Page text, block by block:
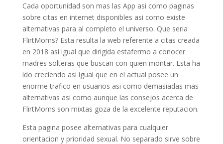
Cada oportunidad son mas las App asi como paginas
sobre citas en internet disponibles asi­ como existe
alternativas para al completo el universo. Que seri­a
FlirtMoms? Esta resulta la web referente a citas creada
en 2018 asi igual que dirigida estafermo a conocer
madres solteras que buscan con quien montar. Esta ha
ido creciendo asi igual que en el actual posee un
enorme trafico en usuarios asi como demasiadas mas
alternativas asi como aunque las consejos acerca de
FlirtMoms son mixtas goza de la excelente reputacion.
Esta pagina posee alternativas para cualquier
orientacion y prioridad sexual. No separado sirve sobre